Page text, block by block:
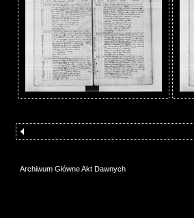
Archiwum Główne Akt Dawnych